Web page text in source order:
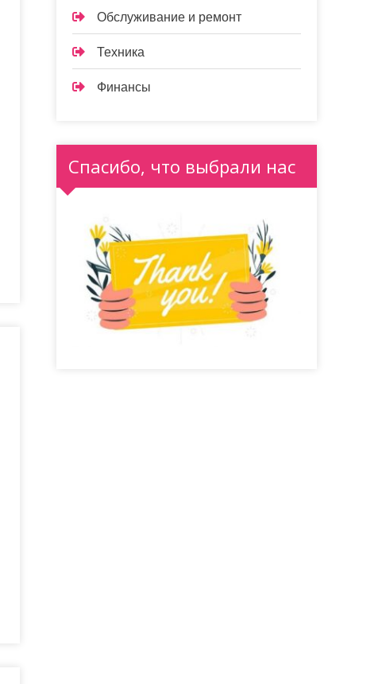
Обслуживание и ремонт
Техника
Финансы
Спасибо, что выбрали нас